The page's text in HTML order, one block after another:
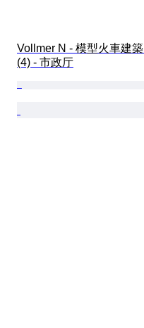
Vollmer N - 模型火車建築
(4) - 市政厅